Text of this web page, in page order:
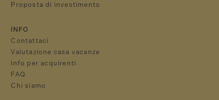
Proposta di investimento
INFO
Contattaci
Valutazione casa vacanze
Info per acquirenti
FAQ
Chi siamo